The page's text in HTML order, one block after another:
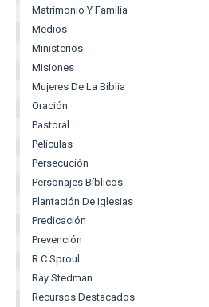
Matrimonio Y Familia
Medios
Ministerios
Misiones
Mujeres De La Biblia
Oración
Pastoral
Películas
Persecución
Personajes Bíblicos
Plantación De Iglesias
Predicación
Prevención
R.C.Sproul
Ray Stedman
Recursos Destacados